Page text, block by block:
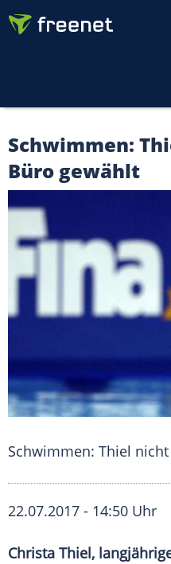
Schwimmen:
Büro gewählt
Schwimmen: Thiel
22.07.2017 - 14:50 Uhr
Christa Thiel,